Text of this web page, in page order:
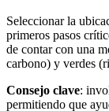
Seleccionar la
primeros pasos
de contar con una
carbono) y verdes
Consejo clave:
permitiendo que